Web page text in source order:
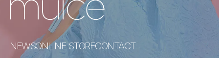
NEWSONLINE STORECONTACT